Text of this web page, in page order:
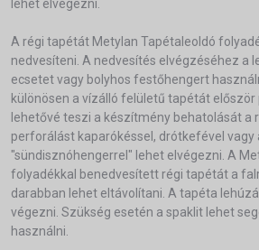
lehet elvégezni.
A régi tapétát Metylan Tapétaleoldó
nedvesíteni. A nedvesítés elvégzéséhez a
ecsetet vagy bolyhos festőhengert
különösen a vízálló felületű tapétát először
lehetővé teszi a készítmény behatolását a
perforálást kaparókéssel, drótkefével vagy
"sündisznóhengerrel" lehet elvégezni. A
folyadékkal benedvesített régi tapétát a
darabban lehet eltávolítani. A tapéta
végezni. Szükség esetén a spaklit lehet
használni.